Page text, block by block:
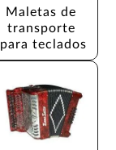
Maletas de
transporte
para teclados